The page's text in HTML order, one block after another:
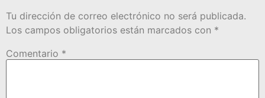
Tu dirección de correo electrónico no será publicada.
Los campos obligatorios están marcados con *
Comentario *